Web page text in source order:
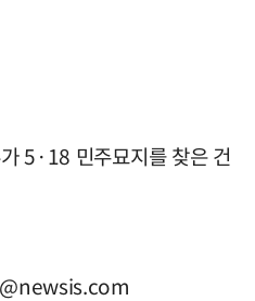
5·18 민주묘지를 찾은 건